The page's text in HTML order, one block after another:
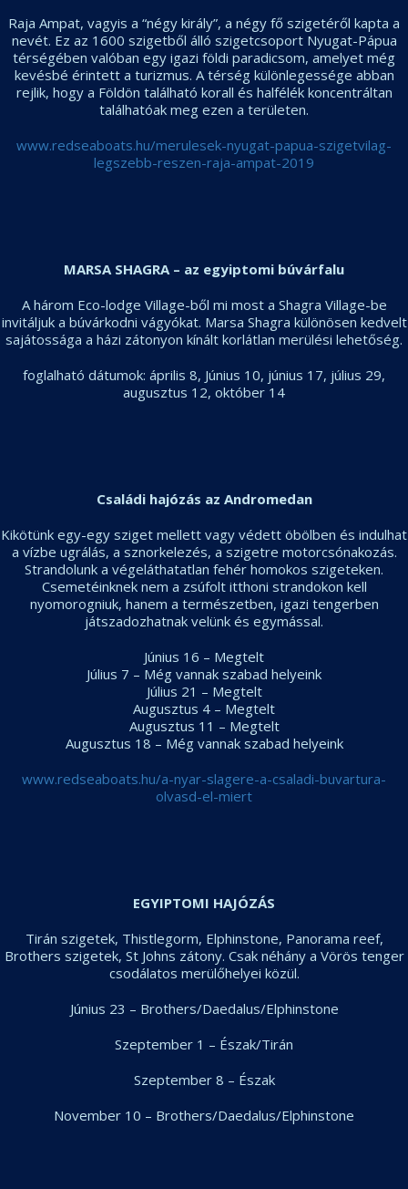
Raja Ampat, vagyis a “négy király”, a négy fő szigetéről kapta a
nevét. Ez az 1600 szigetből álló szigetcsoport Nyugat-Pápua
térségében valóban egy igazi földi paradicsom, amelyet még
kevésbé érintett a turizmus. A térség különlegessége abban
rejlik, hogy a Földön található korall és halfélék koncentráltan
találhatóak meg ezen a területen.
www.redseaboats.hu/merulesek-nyugat-papua-szigetvilag-
legszebb-reszen-raja-ampat-2019
MARSA SHAGRA – az egyiptomi búvárfalu
A három Eco-lodge Village-ből mi most a Shagra Village-be
invitáljuk a búvárkodni vágyókat. Marsa Shagra különösen kedvelt
sajátossága a házi zátonyon kínált korlátlan merülési lehetőség.
foglalható dátumok: április 8, Június 10, június 17, július 29,
augusztus 12, október 14
Családi hajózás az Andromedan
Kikötünk egy-egy sziget mellett vagy védett öbölben és indulhat
a vízbe ugrálás, a sznorkelezés, a szigetre motorcsónakozás.
Strandolunk a végeláthatatlan fehér homokos szigeteken.
Csemetéinknek nem a zsúfolt itthoni strandokon kell
nyomorogniuk, hanem a természetben, igazi tengerben
játszadozhatnak velünk és egymással.
Június 16 – Megtelt
Július 7 – Még vannak szabad helyeink
Július 21 – Megtelt
Augusztus 4 – Megtelt
Augusztus 11 – Megtelt
Augusztus 18 – Még vannak szabad helyeink
www.redseaboats.hu/a-nyar-slagere-a-csaladi-buvartura-
olvasd-el-miert
EGYIPTOMI HAJÓZÁS
Tirán szigetek, Thistlegorm, Elphinstone, Panorama reef,
Brothers szigetek, St Johns zátony. Csak néhány a Vörös tenger
csodálatos merülőhelyei közül.
Június 23 – Brothers/Daedalus/Elphinstone
Szeptember 1 – Észak/Tirán
Szeptember 8 – Észak
November 10 – Brothers/Daedalus/Elphinstone